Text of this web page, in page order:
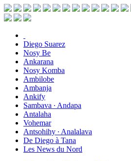
Diego Suarez
Nosy Be
Ankarana
Nosy Komba
Ambilobe
Ambanja
Ankify
Sambava ∙ Andapa
Antalaha
Vohemar
Antsohihy ∙ Analalava
De Diego à Tana
Les News du Nord